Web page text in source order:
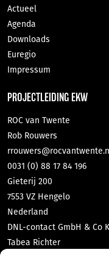
Actueel
Agenda
Downloads
Euregio
Impressum
PROJECTLEIDING EKW
ROC van Twente
Rob Rouwers
0031 (0) 88 17 84 196
Gieterij 200
7553 VZ Hengelo
Nederland
DNL-contact GmbH & Co
Tabea Richter